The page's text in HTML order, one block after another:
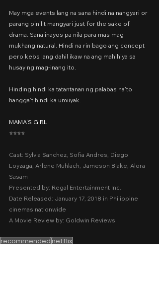
May mga events lang na sana hindi na nangyari or
parang pinilit mangyari just for the sake of
drama. Sana inayos pa nila para mas mag-
mukhang natural. Hindi na rin bago ang concept
pero kebs lang dahil ikaw na ang mahihiya sa
husay ng mag-inang ito.
Hinding hindi ka tatantanan ng palabas na'to
hangga’t hindi ka umiiyak.
MAMA'S GIRL
⭐️⭐️⭐️⭐️
Cast: Sylvia Sanchez, Sofia Andres, Diego
Loyzaga, Arlene Muhlach, Jameson Blake, Alora
Sasam
Presented by: Regal Entertainment Inc.
Date Released: January 17, 2018 in Philippine
cinemas nationwide
A Movie Review by: Goldwin Reviews
recommendednetflix